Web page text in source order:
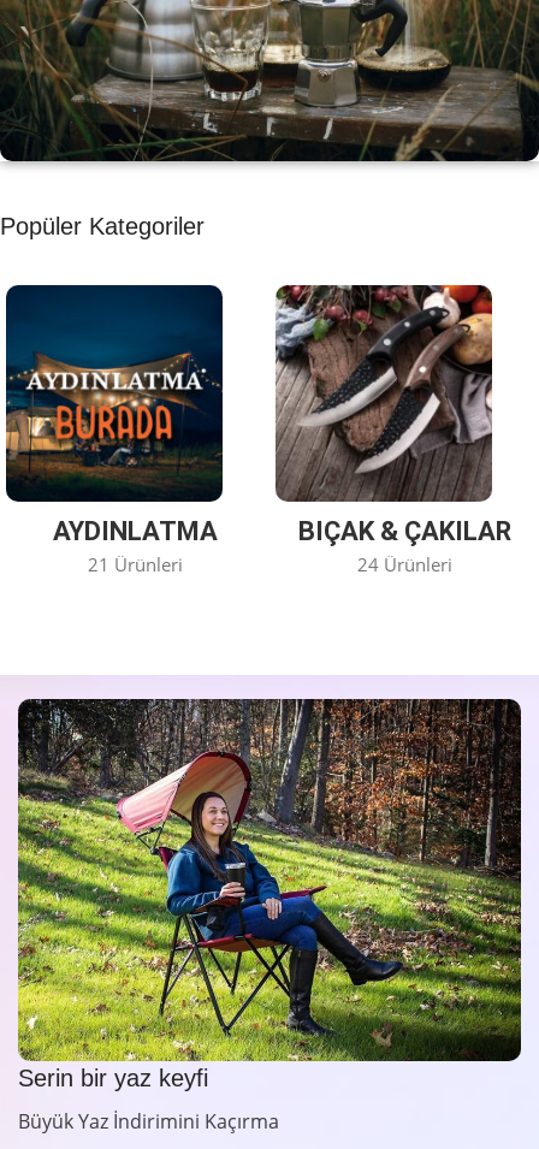
KAHVE KEYFİ
Kahvemizi Denediniz mi ?
Keşfet
Popüler Kategoriler
AYDINLATMA
21 Ürünleri
BIÇAK & ÇAKILAR
24 Ürünleri
Serin bir yaz keyfi
Büyük Yaz İndirimini Kaçırma